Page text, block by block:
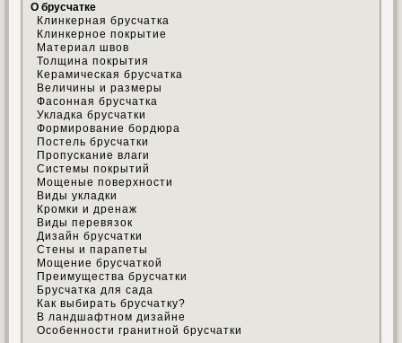
О брусчатке
Клинкерная брусчатка
Клинкерное покрытие
Материал швов
Толщина покрытия
Керамическая брусчатка
Величины и размеры
Фасонная брусчатка
Укладка брусчатки
Формирование бордюра
Постель брусчатки
Пропускание влаги
Системы покрытий
Мощеные поверхности
Виды укладки
Кромки и дренаж
Виды перевязок
Дизайн брусчатки
Стены и парапеты
Мощение брусчаткой
Преимущества брусчатки
Брусчатка для сада
Как выбирать брусчатку?
В ландшафтном дизайне
Особенности гранитной брусчатки